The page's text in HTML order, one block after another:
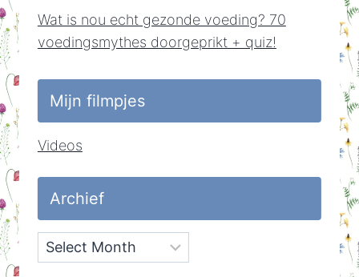
Wat is nou echt gezonde voeding? 70
voedingsmythes doorgeprikt + quiz!
Mijn filmpjes
Videos
Archief
Archief